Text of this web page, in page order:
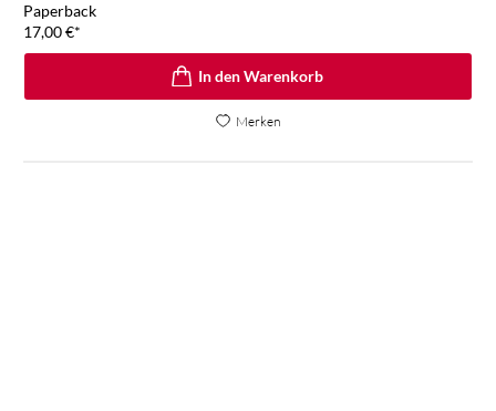
Paperback
17,00€*
In den Warenkorb
Merken